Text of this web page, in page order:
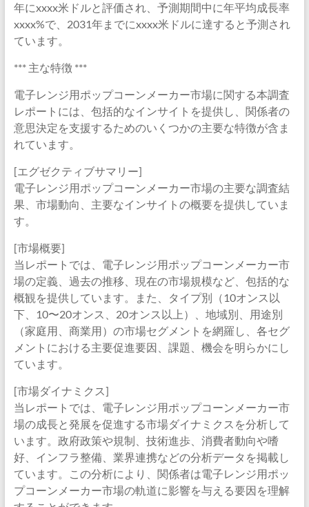
年にxxxx米ドルと評価され、予測期間中に年平均成長率
xxxx%で、2031年までにxxxx米ドルに達すると予測され
ています。
*** 主な特徴 ***
電子レンジ用ポップコーンメーカー市場に関する本調査
レポートには、包括的なインサイトを提供し、関係者の
意思決定を支援するためのいくつかの主要な特徴が含ま
れています。
[エグゼクティブサマリー]
電子レンジ用ポップコーンメーカー市場の主要な調査結
果、市場動向、主要なインサイトの概要を提供していま
す。
[市場概要]
当レポートでは、電子レンジ用ポップコーンメーカー市
場の定義、過去の推移、現在の市場規模など、包括的な
概観を提供しています。また、タイプ別（10オンス以
下、10〜20オンス、20オンス以上）、地域別、用途別
（家庭用、商業用）の市場セグメントを網羅し、各セグ
メントにおける主要促進要因、課題、機会を明らかにし
ています。
[市場ダイナミクス]
当レポートでは、電子レンジ用ポップコーンメーカー市
場の成長と発展を促進する市場ダイナミクスを分析して
います。政府政策や規制、技術進歩、消費者動向や嗜
好、インフラ整備、業界連携などの分析データを掲載し
ています。この分析により、関係者は電子レンジ用ポッ
プコーンメーカー市場の軌道に影響を与える要因を理解